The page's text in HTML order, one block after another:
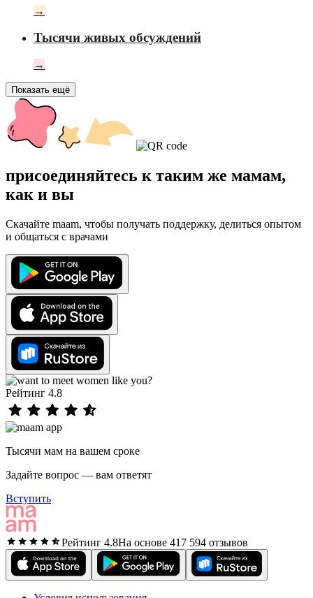
→
Тысячи живых обсуждений
→
Показать ещё
присоединяйтесь к таким же мамам,
как и вы
Скачайте maam, чтобы получать поддержку, делиться опытом
и общаться с врачами
Рейтинг 4.8
Тысячи мам на вашем сроке
Задайте вопрос — вам ответят
Вступить
Рейтинг 4.8На основе 417 594 отзывов